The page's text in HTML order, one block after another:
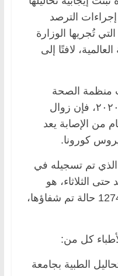
الترصد
تُجريها الوزارة
لافتًا إلى
منظمة الصحة
العالمية الصادرة في ٢٧ مايو ٢٠٢٠، فإن زوال
المرضية لمدة 10 أيام من الإصابة يعد
كورونا.
تم تسجيله في
الثلاثاء، هو
163129 حالة من ضمنهم 127433 حالة تم شفاؤها،
كل من:
الطبية بجامعة